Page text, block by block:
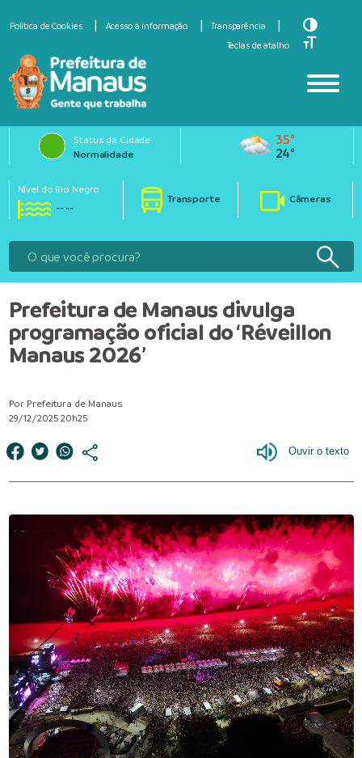
Política de Cookies Acesso à informação
Transparência
Teclas de atalho
Toggle
Toggle
Status da Cidade
Normalidade
35°
24°
Nível do Rio Negro
27.03m
Transporte Câmeras
Prefeitura de Manaus divulga
programação oficial do ‘Réveillon
Manaus 2026’
Por Prefeitura de Manaus
29/12/2025 20h25